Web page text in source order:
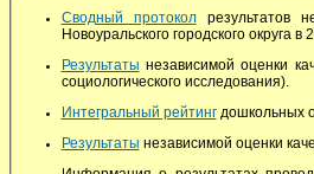
Сводный протоколрезультатов
Новоуральского городского округа в
Результаты независимой оценки
социологического исследования).
Интегральный рейтингдошкольных
Результаты независимой оценки